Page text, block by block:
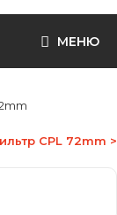
МЕНЮ
CPL 72mm >